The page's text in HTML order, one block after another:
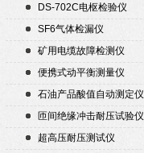
DS-702C电枢检验仪
SF6气体检漏仪
矿用电缆故障检测仪
便携式动平衡测量仪
石油产品酸值自动测定仪
匝间绝缘冲击耐压试验仪
超高压耐压测试仪